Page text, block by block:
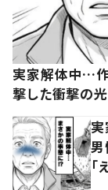
実家解体中…作
撃した衝撃の光
男
「